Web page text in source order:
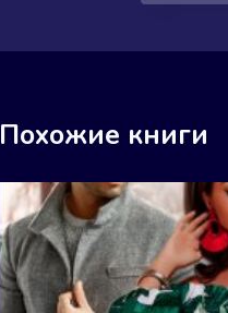
Похожие книги